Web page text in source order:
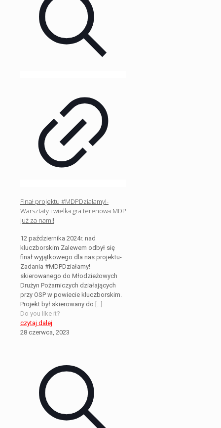
Finał projektu #MDPDziałamy!-
Warsztaty i wielka gra terenowa MDP
już za nami!
12 października 2024r. nad
kluczborskim Zalewem odbył się
finał wyjątkowego dla nas projektu-
Zadania #MDPDziałamy!
skierowanego do Młodzieżowych
Drużyn Pożarniczych działających
przy OSP w powiecie kluczborskim.
Projekt był skierowany do […]
Do you like it?
czytaj dalej
28 czerwca, 2023